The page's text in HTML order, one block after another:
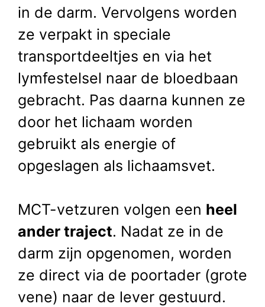
in de darm. Vervolgens worden
ze verpakt in speciale
transportdeeltjes en via het
lymfestelsel naar de bloedbaan
gebracht. Pas daarna kunnen ze
door het lichaam worden
gebruikt als energie of
opgeslagen als lichaamsvet.
MCT-vetzuren volgen een heel
ander traject. Nadat ze in de
darm zijn opgenomen, worden
ze direct via de poortader (grote
vene) naar de lever gestuurd.